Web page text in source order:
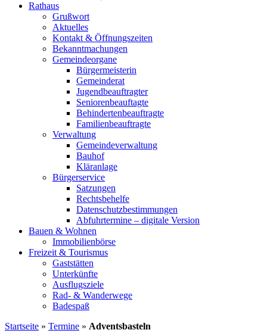
Rathaus
Grußwort
Aktuelles
Kontakt & Öffnungszeiten
Bekanntmachungen
Gemeindeorgane
Bürgermeisterin
Gemeinderat
Jugendbeauftragter
Seniorenbeauftagte
Behindertenbeauftragte
Familienbeauftragte
Verwaltung
Gemeindeverwaltung
Bauhof
Kläranlage
Bürgerservice
Satzungen
Rechtsbehelfe
Datenschutzbestimmungen
Abfuhrtermine – digitale Version
Bauen & Wohnen
Immobilienbörse
Freizeit & Tourismus
Gaststätten
Unterkünfte
Ausflugsziele
Rad- & Wanderwege
Badespaß
Startseite » Termine » Adventsbasteln